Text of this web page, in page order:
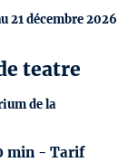
21 décembre 2026
teatre
de la
min - Tarif